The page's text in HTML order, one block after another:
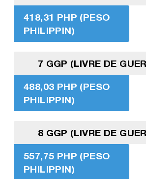
418,31 PHP (PESO
PHILIPPIN)
7 GGP (LIVRE DE
488,03 PHP (PESO
PHILIPPIN)
8 GGP (LIVRE DE
557,75 PHP (PESO
PHILIPPIN)